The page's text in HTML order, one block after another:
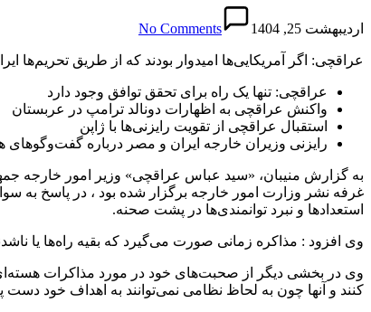
اردیبهشت 25, 1404 No Comments
عراقچی: اگر آمریکایی‌ها امیدوار بودند که از طریق تحریم‌ها
عراقچی: تنها یک راه برای تحقق توافق وجود دارد
واکنش عراقچی به اظهارات دونالد ترامپ در عربستان
استقبال عراقچی از تقویت رایزنی‌ها با ژاپن
رایزنی وزیران خارجه ایران و مصر درباره گفت‌وگوهای
به گزارش منیبان، «سید عباس عراقچی» وزیر امور خارجه
غرفه نشر وزارت امور خارجه برگزار شده بود ، در پاسخ به
استعدادها و نبرد توانمندی‌ها در پشت صحنه.
وی افزود : مذاکره زمانی صورت می‌گیرد که بقیه راه‌ها یا
وی در بخشی دیگر از صحبت‌های خود در مورد مذاکرات هسته‌ای
کنند و آنها چون به لحاظ نظامی نمی‌توانند به اهداف خود دست